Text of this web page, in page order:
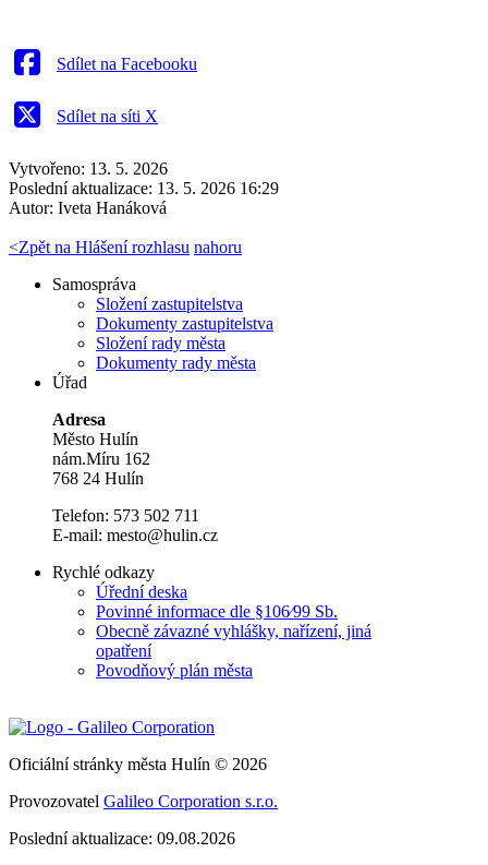
Sdílet na Facebooku
Sdílet na síti X
Vytvořeno: 13. 5. 2026
Poslední aktualizace: 13. 5. 2026 16:29
Autor: Iveta Hanáková
<Zpět na Hlášení rozhlasu nahoru
Samospráva
Složení zastupitelstva
Dokumenty zastupitelstva
Složení rady města
Dokumenty rady města
Úřad
Adresa
Město Hulín
nám.Míru 162
768 24 Hulín
Telefon: 573 502 711
E-mail: mesto@hulin.cz
Rychlé odkazy
Úřední deska
Povinné informace dle §106⁄99 Sb.
Obecně závazné vyhlášky, nařízení, jiná
opatření
Povodňový plán města
Oficiální stránky města Hulín © 2026
Provozovatel Galileo Corporation s.r.o.
Poslední aktualizace: 09.08.2026